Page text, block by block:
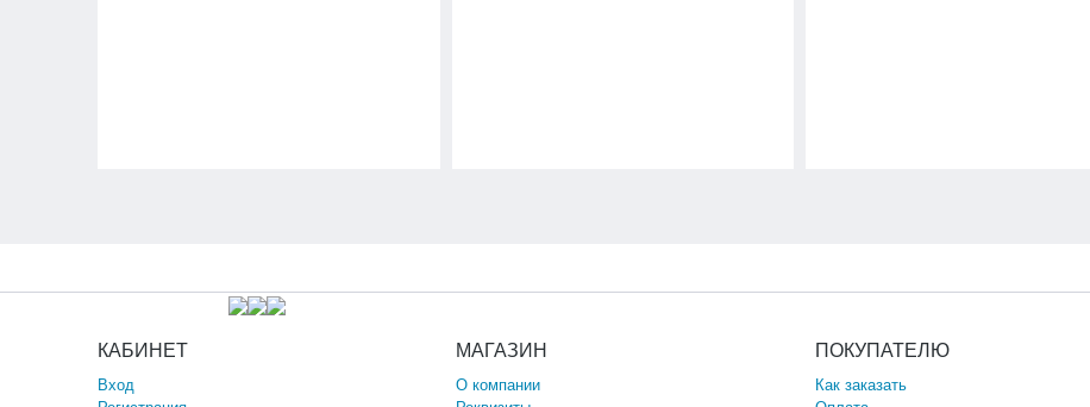
КАБИНЕТ
Вход
МАГАЗИН
О компании
ПОКУПАТЕЛЮ
Как заказать